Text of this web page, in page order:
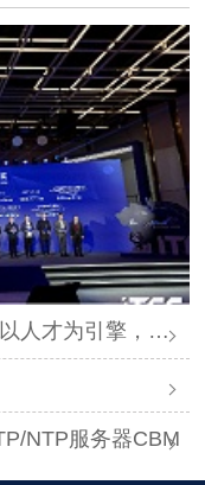
基石，驱动智能未来
NTP服务器CBM